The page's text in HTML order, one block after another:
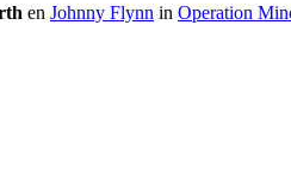
en Johnny Flynn in Operation